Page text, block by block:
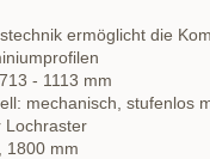
ermöglicht die
- 1113 mm
mechanisch, stufenlos
Lochraster
1800 mm